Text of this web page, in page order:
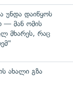
უნდა დაიწყოს
— მან ომის
მხარეს, რაც
ახალი გზა